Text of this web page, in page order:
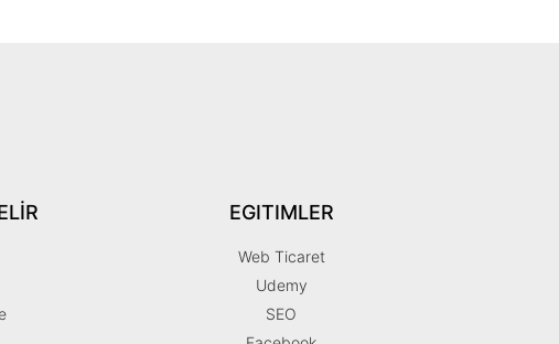
EGITIMLER
Web Ticaret
Udemy
SEO